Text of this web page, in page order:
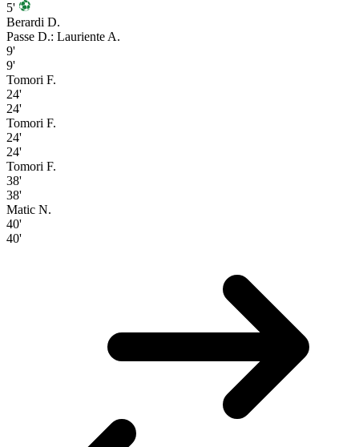
5'
Berardi D.
Passe D.: Lauriente A.
9'
9'
Tomori F.
24'
24'
Tomori F.
24'
24'
Tomori F.
38'
38'
Matic N.
40'
40'